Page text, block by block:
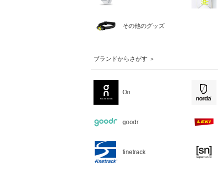
その他のグッズ
ブランドからさがす ＞
On
goodr
finetrack